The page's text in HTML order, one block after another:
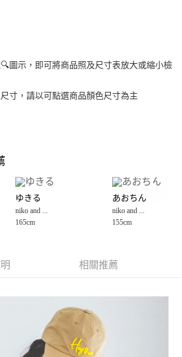
，台灣大哥大用戶可立即使用無須另外申請。
分期」，訂單成立後會自動跳轉到大哥付的交易
及費用金額請依後續交易確認頁面所載為準。
未前往確認交易或遇審核未通過，訂單將自動取
單，「大哥付你分期」於每月結算日後寄送繳費提
後，可選擇「超商條碼／台灣大直營門市／銀行轉
」等通路繳費。
服務後，再付款。
先享後付」後，將跳轉至「AFTEE先享後付」
並確認金額後，即可完成結帳。
將收到繳費通知簡訊。
含以上)免運費
含以上)免運費
圖示，即可將商品照及尺寸表放大或縮小檢
寸，請以可點選商品顏色尺寸為主
ゆきる
niko and ...
165cm
あおちん
niko and ...
155cm
相關推薦